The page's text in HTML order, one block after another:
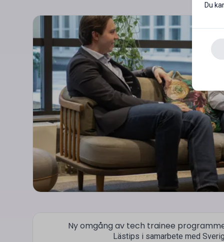
Ny omgång av tech trainee
Lästips i samarbete med
Du